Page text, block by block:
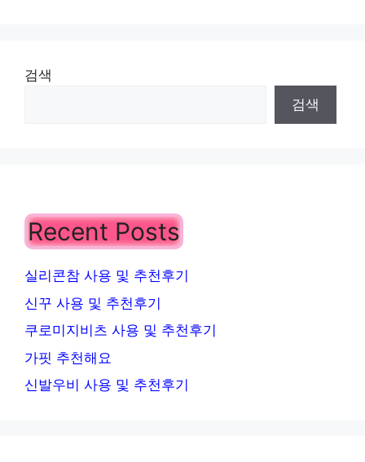
검색
검색
Recent Posts
실리콘참 사용 및 추천후기
신꾸 사용 및 추천후기
쿠로미지비츠 사용 및 추천후기
가핏 추천해요
신발우비 사용 및 추천후기